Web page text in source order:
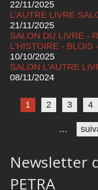
22/11/2025
L'AUTRE LIVRE
21/11/2025
SALON DU LIVRE -
L'HISTOIRE - BLOIS
10/10/2025
SALON L'AUTRE
08/11/2024
Pages
1 2 3 4
…
Newsletter
PETRA